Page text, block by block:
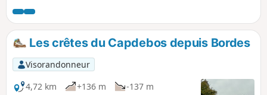
Les crêtes du Capdebos depuis Bordes
Visorandonneur
4,72 km
+136 m
-137 m